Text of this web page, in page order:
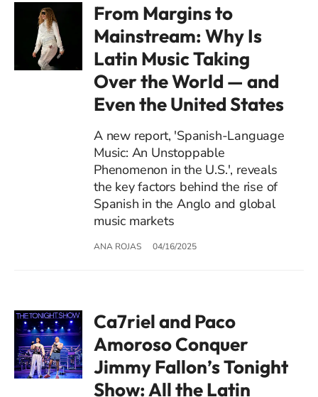
From Margins to
Mainstream: Why Is
Latin Music Taking
Over the World — and
Even the United States
A new report, 'Spanish-Language
Music: An Unstoppable
Phenomenon in the U.S.', reveals
the key factors behind the rise of
Spanish in the Anglo and global
music markets
ANA ROJAS 04/16/2025
Ca7riel and Paco
Amoroso Conquer
Jimmy Fallon’s Tonight
Show: All the Latin